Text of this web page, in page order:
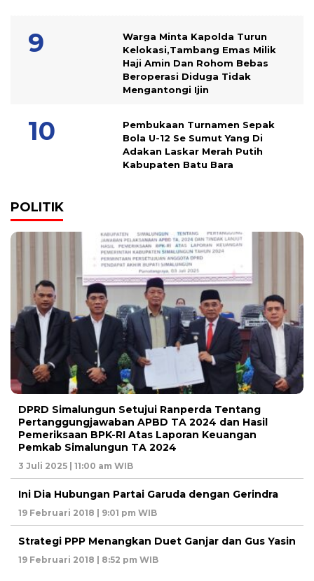
Warga Minta Kapolda Turun
Kelokasi,Tambang Emas Milik
Haji Amin Dan Rohom Bebas
Beroperasi Diduga Tidak
Mengantongi Ijin
Pembukaan Turnamen Sepak
Bola U-12 Se Sumut Yang Di
Adakan Laskar Merah Putih
Kabupaten Batu Bara
POLITIK
DPRD Simalungun Setujui Ranperda Tentang
Pertanggungjawaban APBD TA 2024 dan Hasil
Pemeriksaan BPK-RI Atas Laporan Keuangan
Pemkab Simalungun TA 2024
3 Juli 2025 | 11:00 am WIB
Ini Dia Hubungan Partai Garuda dengan Gerindra
19 Februari 2018 | 9:01 pm WIB
Strategi PPP Menangkan Duet Ganjar dan Gus Yasin
19 Februari 2018 | 8:52 pm WIB